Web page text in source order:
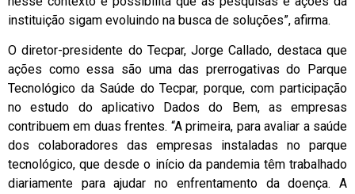
instituição sigam evoluindo na busca de soluções”, afirma.
O diretor-presidente do Tecpar, Jorge Callado, destaca que
ações como essa são uma das prerrogativas do Parque
Tecnológico da Saúde do Tecpar, porque, com participação
no estudo do aplicativo Dados do Bem, as empresas
contribuem em duas frentes. “A primeira, para avaliar a saúde
dos colaboradores das empresas instaladas no parque
tecnológico, que desde o início da pandemia têm trabalhado
diariamente para ajudar no enfrentamento da doença. A